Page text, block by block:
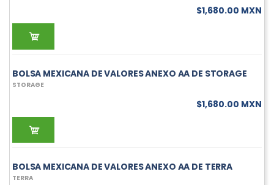
$1,680.00 MXN
BOLSA MEXICANA DE VALORES ANEXO AA DE STORAGE
STORAGE
$1,680.00 MXN
BOLSA MEXICANA DE VALORES ANEXO AA DE TERRA
TERRA